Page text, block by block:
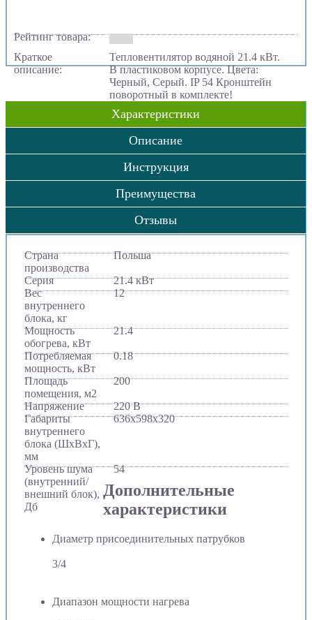
Рейтинг товара:
Краткое
описание:
Тепловентилятор водяной 21.4 кВт.
В пластиковом корпусе. Цвета:
Черный, Серый. IP 54 Кронштейн
поворотный в комплекте!
Характеристики
Описание
Инструкция
Преимущества
Отзывы
Страна
производства
Польша
Серия
21.4 кВт
Вес
внутреннего
блока, кг
12
Мощность
обогрева, кВт
21.4
Потребляемая
мощность, кВт
0.18
Площадь
помещения, м2
200
Напряжение
220 В
Габариты
внутреннего
блока (ШхВхГ),
мм
636х598х320
Уровень шума
(внутренний/
внешний блок),
Дб
54
Дополнительные
характеристики
Диаметр присоединительных патрубков
3/4
Диапазон мощности нагрева